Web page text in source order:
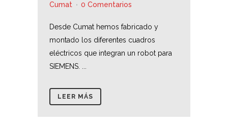
Cumat
0 Comentarios
Desde Cumat hemos fabricado y
montado los diferentes cuadros
eléctricos que integran un robot para
SIEMENS. ...
LEER MÁS